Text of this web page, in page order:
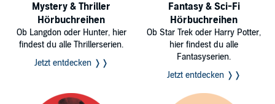
Mystery & Thriller
Hörbuchreihen
Ob Langdon oder Hunter, hier
findest du alle Thrillerserien.
Jetzt entdecken ❭❭
Fantasy & Sci-Fi
Hörbuchreihen
Ob Star Trek oder Harry Potter,
hier findest du alle
Fantasyserien.
Jetzt entdecken ❭❭